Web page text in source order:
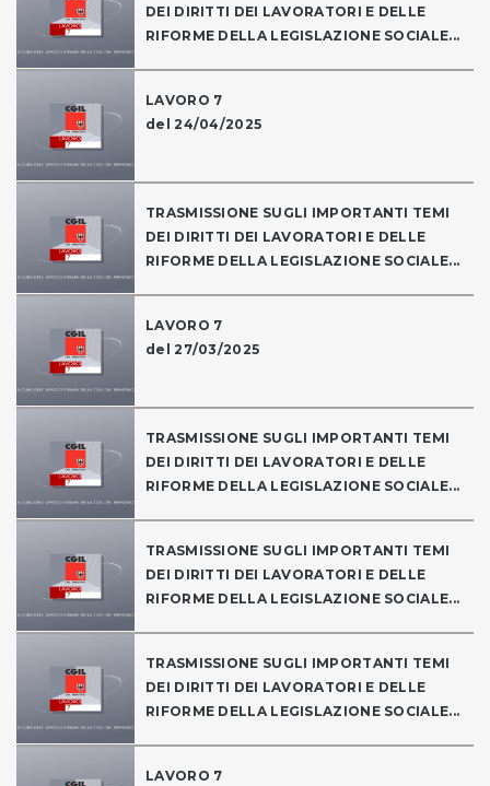
DEI DIRITTI DEI LAVORATORI E DELLE
RIFORME DELLA LEGISLAZIONE SOCIALE...
LAVORO 7
del 24/04/2025
TRASMISSIONE SUGLI IMPORTANTI TEMI
DEI DIRITTI DEI LAVORATORI E DELLE
RIFORME DELLA LEGISLAZIONE SOCIALE...
LAVORO 7
del 27/03/2025
TRASMISSIONE SUGLI IMPORTANTI TEMI
DEI DIRITTI DEI LAVORATORI E DELLE
RIFORME DELLA LEGISLAZIONE SOCIALE...
TRASMISSIONE SUGLI IMPORTANTI TEMI
DEI DIRITTI DEI LAVORATORI E DELLE
RIFORME DELLA LEGISLAZIONE SOCIALE...
TRASMISSIONE SUGLI IMPORTANTI TEMI
DEI DIRITTI DEI LAVORATORI E DELLE
RIFORME DELLA LEGISLAZIONE SOCIALE...
LAVORO 7